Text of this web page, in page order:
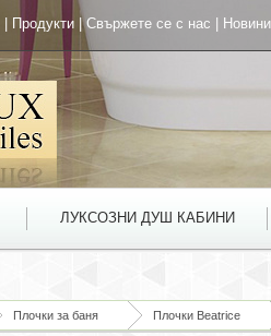
Продукти |Свържете се с нас Новини
ЛУКСОЗНИ ДУШ КАБИНИ
Плочки за баня Плочки Beatrice